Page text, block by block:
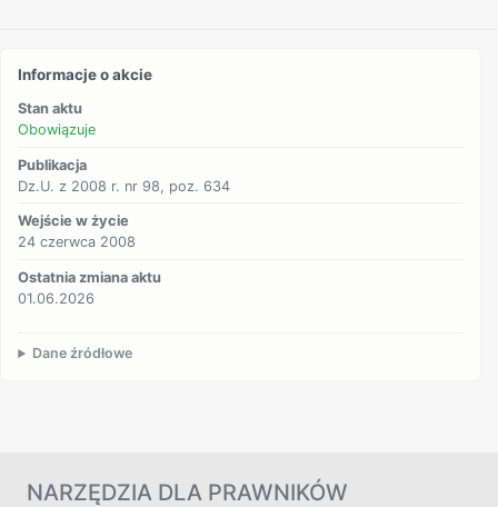
Informacje o akcie
Stan aktu
Obowiązuje
Publikacja
Dz.U. z 2008 r. nr 98, poz. 634
Wejście w życie
24 czerwca 2008
Ostatnia zmiana aktu
01.06.2026
Dane źródłowe
NARZĘDZIA DLA PRAWNIKÓW